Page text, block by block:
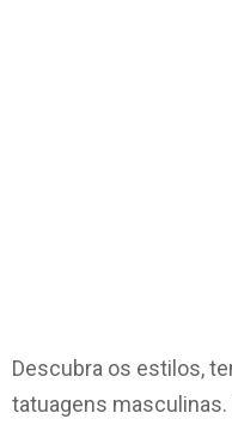
Descubra os estilos,
tatuagens